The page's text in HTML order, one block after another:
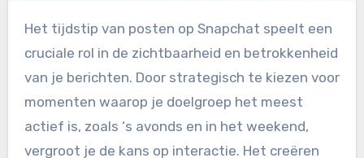
Het tijdstip van posten op Snapchat speelt een
cruciale rol in de zichtbaarheid en betrokkenheid
van je berichten. Door strategisch te kiezen voor
momenten waarop je doelgroep het meest
actief is, zoals ‘s avonds en in het weekend,
vergroot je de kans op interactie. Het creëren